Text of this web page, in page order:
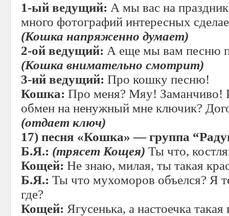
1-ый ведущий: А мы вас на
много фотографий интересных
(Кошка напряженно думает)
2-ой ведущий: А еще мы вам песню
(Кошка внимательно смотрит)
3-ий ведущий: Про кошку песню!
Кошка: Про меня? Мяу! Заманчиво!
обмен на ненужный мне ключик?
(отдает ключ)
17) песня «Кошка» — группа “
Б.Я.: (трясет Кощея) Ты что,
Кощей: Не знаю, милая, ты такая
Б.Я.: Ты что мухоморов объелся? Я
где?
Кощей: Ягусенька, а настоечка